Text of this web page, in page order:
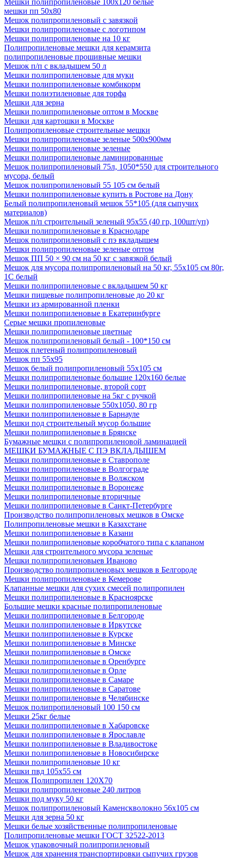
мешки пп 50х80
Мешок полипропиленовый с завязкой
Мешки полипропиленовые с логотипом
Мешки полипропиленовые на 10 кг
Полипропиленовые мешки для керамзита
полипропиленовые прошивные мешки
Мешок п/п с вкладышем 50 л
Мешки полипропиленовые для муки
Мешки полипропиленовые комбикорм
Мешки полиэтиленовые для торфа
Мешки для зерна
Мешки полипропиленовые оптом в Москве
Мешки для картошки в Москве
Полипропиленовые строительные мешки
Мешки полипропиленовые зеленые 500х900мм
Мешки полипропиленовые зеленые
Мешки полипропиленовые ламинированные
Мешок полипропиленовый 75л, 1050*550 для строительного
мусора, белый
Мешок полипропиленовый 55 105 см белый
Мешки полипропиленовые купить в Ростове на Дону
Белый полипропиленовый мешок 55*105 (для сыпучих
материалов)
Мешок п/п строительный зеленый 95х55 (40 гр, 100шт/уп)
Мешки полипропиленовые в Краснодаре
Мешок полипропиленовый с пэ вкладышем
Мешки полипропиленовые зеленые оптом
Мешок ПП 50 × 90 см на 50 кг с завязкой белый
Мешок для мусора полипропиленовый на 50 кг, 55х105 см 80г,
1С белый
Мешки полипропиленовые с вкладышем 50 кг
Мешки пищевые полипропиленовые до 20 кг
Мешки из армированной пленки
Мешки полипропиленовые в Екатеринбурге
Серые мешки пропиленовые
Мешки полипропиленовые цветные
Мешок полипропиленовый белый - 100*150 см
Мешок плетеный полипропиленовый
Мешок пп 55х95
Мешок белый полипропиленовый 55x105 см
Мешки полипропиленовые большие 120х160 белые
Мешки полипропиленовые, второй сорт
Мешки полипропиленовые на 5кг с ручкой
Мешки полипропиленовые 550х1050, 80 гр
Мешки полипропиленовые в Барнауле
Мешки под строительный мусор большие
Мешки полипропиленовые в Брянске
Бумажные мешки с полипропиленовой ламинацией
МЕШКИ БУМАЖНЫЕ С ПЭ ВКЛАДЫШЕМ
Мешки полипропиленовые в Ставрополе
Мешки полипропиленовые в Волгограде
Мешки полипропиленовые в Волжском
Мешки полипропиленовые в Воронеже
Мешки полипропиленовые вторичные
Мешки полипропиленовые в Санкт-Петербурге
Производство полипропиленовых мешков в Омске
Полипропиленовые мешки в Казахстане
Мешки полипропиленовые в Казани
Мешки полипропиленовые коробчатого типа с клапаном
Мешки для строительного мусора зеленые
Мешки полипропиленовыев Иваново
Производство полипропиленовых мешков в Белгороде
Мешки полипропиленовые в Кемерове
Клапанные мешки для сухих смесей полипропилен
Мешки полипропиленовые в Красноярске
Большие мешки красные полипропиленовые
Мешки полипропиленовые в Белгороде
Мешки полипропиленовые в Иркутске
Мешки полипропиленовые в Курске
Мешки полипропиленовые в Минске
Мешки полипропиленовые в Омске
Мешки полипропиленовые в Оренбурге
Мешки полипропиленовые в Орле
Мешки полипропиленовые в Самаре
Мешки полипропиленовые в Саратове
Мешки полипропиленовые в Челябинске
Мешок полипропиленовый 100 150 см
Мешки 25кг белые
Мешки полипропиленовые в Хабаровске
Мешки полипропиленовые в Ярославле
Мешки полипропиленовые в Владивостоке
Мешки полипропиленовые в Новосибирске
Мешки полипропиленовые 10 кг
Мешки пвд 105х55 см
Мешок Полипропилен 120Х70
Мешки полипропиленовые 240 литров
Мешки под муку 50 кг
Мешок полипропиленовый Каменскволокно 56х105 см
Мешки для зерна 50 кг
Мешки белые хозяйственные полипропиленовые
Полипропиленовые мешки ГОСТ 32522-2013
Мешок упаковочный полипропиленовый
Мешок для хранения транспортировки сыпучих грузов